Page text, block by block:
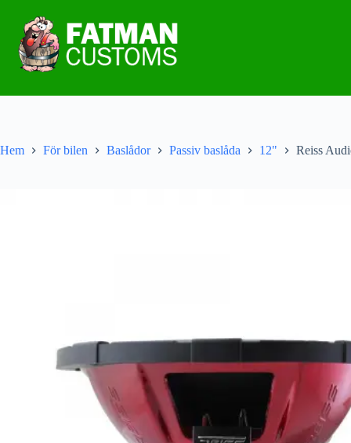
Hem För bilen Baslådor Passiv baslåda 12" Reiss